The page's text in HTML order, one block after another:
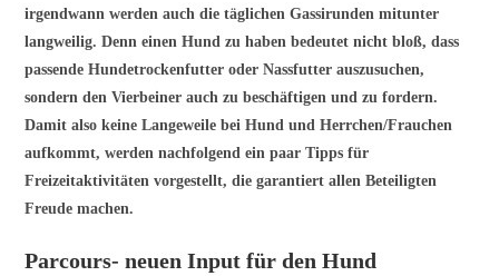
irgendwann werden auch die täglichen Gassirunden mitunter
langweilig. Denn einen Hund zu haben bedeutet nicht bloß, dass
passende Hundetrockenfutter oder Nassfutter auszusuchen,
sondern den Vierbeiner auch zu beschäftigen und zu fordern.
Damit also keine Langeweile bei Hund und Herrchen/Frauchen
aufkommt, werden nachfolgend ein paar Tipps für
Freizeitaktivitäten vorgestellt, die garantiert allen Beteiligten
Freude machen.
Parcours- neuen Input für den Hund